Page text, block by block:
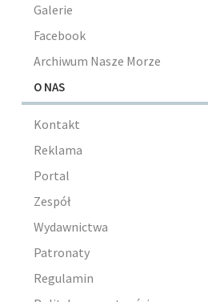
Galerie
Facebook
Archiwum Nasze Morze
O NAS
Kontakt
Reklama
Portal
Zespół
Wydawnictwa
Patronaty
Regulamin